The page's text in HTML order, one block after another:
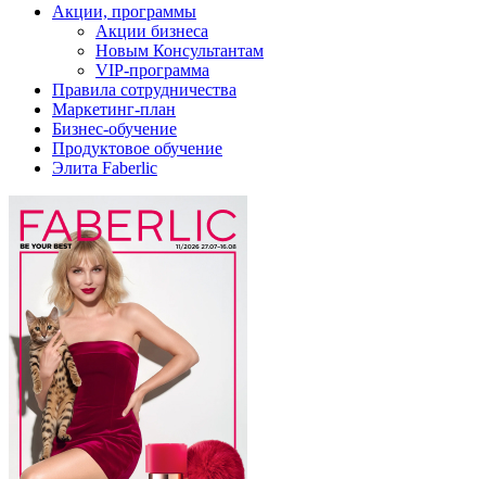
Акции, программы
Акции бизнеса
Новым Консультантам
VIP-программа
Правила сотрудничества
Маркетинг-план
Бизнес-обучение
Продуктовое обучение
Элита Faberlic